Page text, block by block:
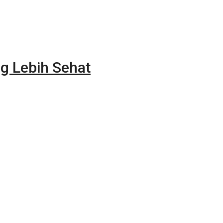
Lebih Sehat